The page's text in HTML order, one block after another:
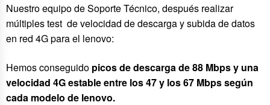
Nuestro equipo de Soporte Técnico, después realizar
múltiples test de velocidad de descarga y subida de datos
en red 4G para el lenovo:
Hemos conseguido picos de descarga de 88 Mbps y una
velocidad 4G estable entre los 47 y los 67 Mbps según
cada modelo de lenovo.